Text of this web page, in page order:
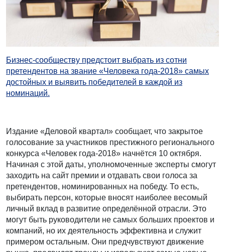
Бизнес-сообществу предстоит выбрать из сотни
претендентов на звание «Человека года-2018» самых
достойных и выявить победителей в каждой из
номинаций.
Издание «Деловой квартал» сообщает, что закрытое
голосование за участников престижного регионального
конкурса «Человек года-2018» начнётся 10 октября.
Начиная с этой даты, уполномоченные эксперты смогут
заходить на сайт премии и отдавать свои голоса за
претендентов, номинированных на победу. То есть,
выбирать персон, которые вносят наиболее весомый
личный вклад в развитие определённой отрасли. Это
могут быть руководители не самых больших проектов и
компаний, но их деятельность эффективна и служит
примером остальным. Они предчувствуют движение